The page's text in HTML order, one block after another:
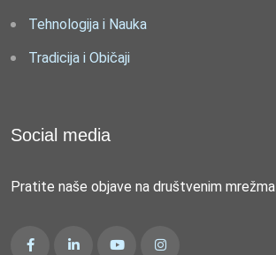
Tehnologija i Nauka
Tradicija i Običaji
Social media
Pratite naše objave na društvenim mrežma